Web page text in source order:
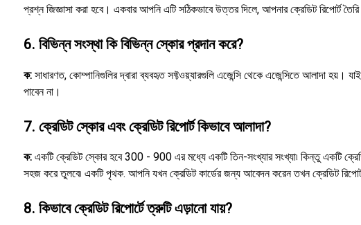
প্রশ্ন জিজ্ঞাসা করা হবে। একবার আপনি এটি সঠিকভাবে উত্তর দিলে, আপনার ক্রেডিট রিপোর্ট তৈরি
6. বিভিন্ন সংস্থা কি বিভিন্ন স্কোর প্রদান করে?
ক:সাধারণত, কোম্পানিগুলির দ্বারা ব্যবহৃত সফ্টওয়্যারগুলি এজেন্সি থেকে এজেন্সিতে আলাদা হয়।
পাবেন না।
7. ক্রেডিট স্কোর এবং ক্রেডিট রিপোর্ট কিভাবে আলাদা?
ক:একটি ক্রেডিট স্কোর হবে 300 - 900 এর মধ্যে একটি তিন-সংখ্যার সংখ্যা৷ কিন্তু একটি
সহজ করে তুলবে৷ একটি পৃথক. আপনি যখন ক্রেডিট কার্ডের জন্য আবেদন করেন তখন ক্রেডিট
8. কিভাবে ক্রেডিট রিপোর্টে ত্রুটি এড়ানো যায়?